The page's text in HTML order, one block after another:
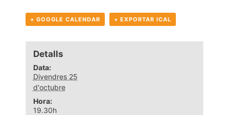
+ GOOGLE CALENDAR + EXPORTAR ICAL
Detalls
Data:
Divendres 25
d'octubre
Hora:
19.30h